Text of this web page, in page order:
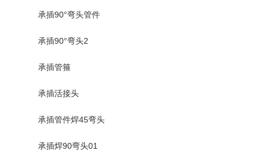
承插90°弯头管件
承插90°弯头2
承插管箍
承插活接头
承插管件焊45弯头
承插焊90弯头01